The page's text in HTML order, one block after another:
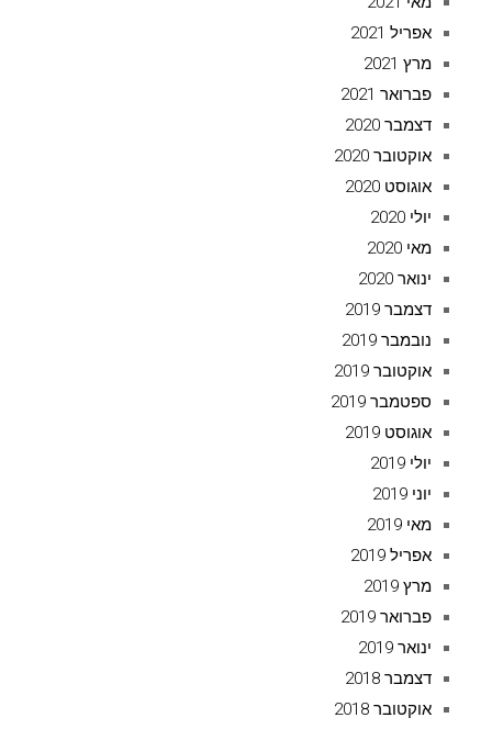
אפריל 2021
מרץ 2021
פברואר 2021
דצמבר 2020
אוקטובר 2020
אוגוסט 2020
יולי 2020
מאי 2020
ינואר 2020
דצמבר 2019
נובמבר 2019
אוקטובר 2019
ספטמבר 2019
אוגוסט 2019
יולי 2019
יוני 2019
מאי 2019
אפריל 2019
מרץ 2019
פברואר 2019
ינואר 2019
דצמבר 2018
אוקטובר 2018